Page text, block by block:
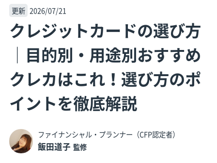
更新 2026/07/21
クレジットカードの選び方
│目的別・用途別おすすめ
クレカはこれ！選び方のポ
イントを徹底解説
ファイナンシャル・プランナー（CFP認定者）
飯田道子 監修